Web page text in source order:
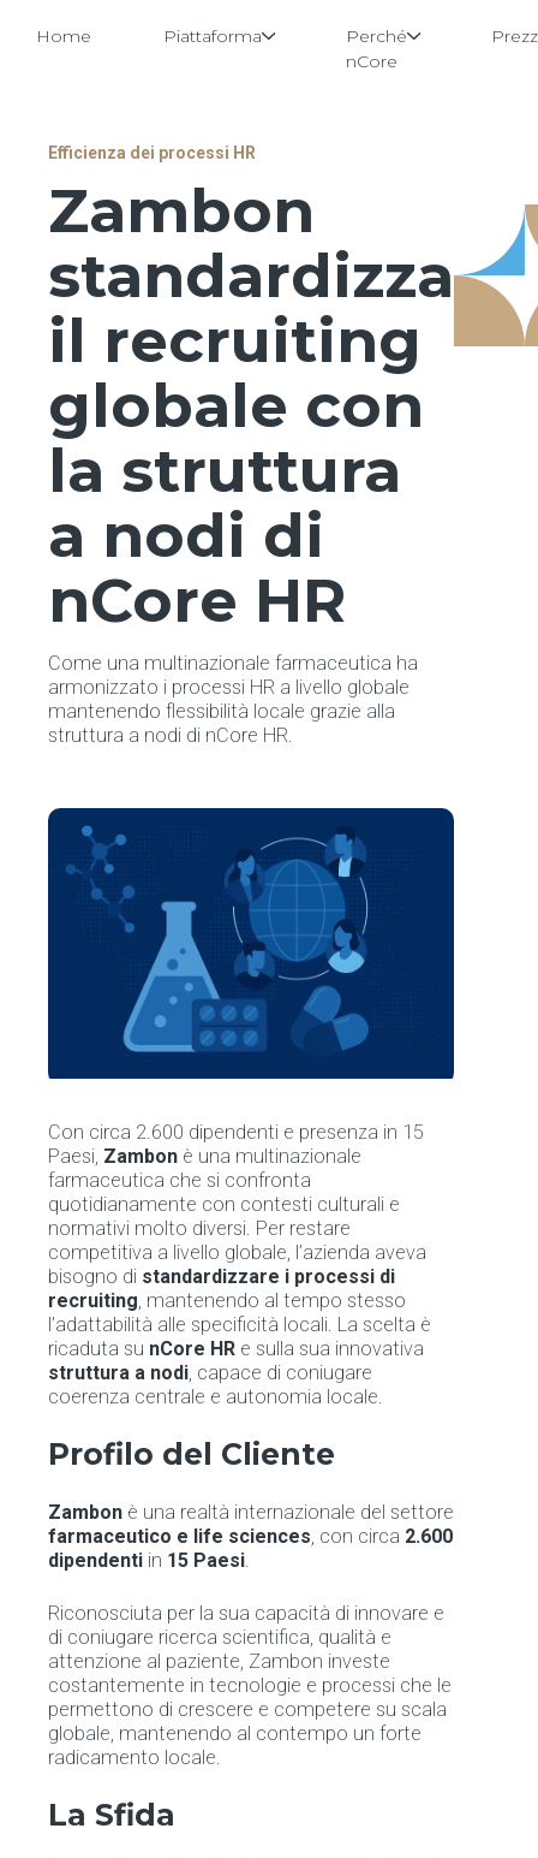
contenuto
Home Piattaforma
Perché
nCore
Efficienza dei processi HR
Zambon
standardizza
il recruiting
globale con
la struttura
a nodi di
nCore HR
Come una multinazionale farmaceutica ha
armonizzato i processi HR a livello globale
mantenendo flessibilità locale grazie alla
struttura a nodi di nCore HR.
Con circa 2.600 dipendenti e presenza in 15
Paesi, Zambon è una multinazionale
farmaceutica che si confronta
quotidianamente con contesti culturali e
normativi molto diversi. Per restare
competitiva a livello globale, l’azienda aveva
bisogno di standardizzare i processi di
recruiting, mantenendo al tempo stesso
l’adattabilità alle specificità locali. La scelta è
ricaduta su nCore HR e sulla sua innovativa
struttura a nodi, capace di coniugare
coerenza centrale e autonomia locale.
Profilo del Cliente
Zambon è una realtà internazionale del settore
farmaceutico e life sciences, con circa 2.600
dipendenti in 15 Paesi.
Riconosciuta per la sua capacità di innovare e
di coniugare ricerca scientifica, qualità e
attenzione al paziente, Zambon investe
costantemente in tecnologie e processi che le
permettono di crescere e competere su scala
globale, mantenendo al contempo un forte
radicamento locale.
La Sfida